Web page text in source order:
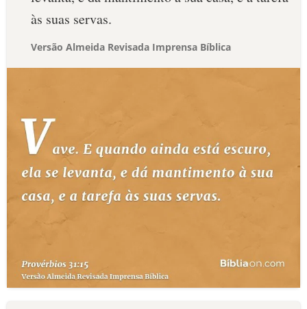
às suas servas.
Versão Almeida Revisada Imprensa Bíblica